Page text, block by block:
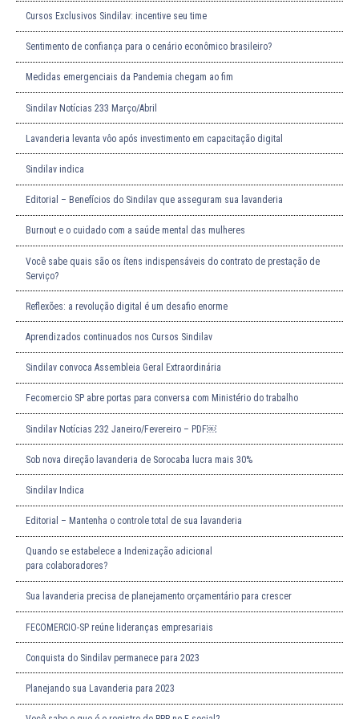
Cursos Exclusivos Sindilav: incentive seu time
Sentimento de confiança para o cenário econômico brasileiro?
Medidas emergenciais da Pandemia chegam ao fim
Sindilav Notícias 233 Março/Abril
Lavanderia levanta vôo após investimento em capacitação digital
Sindilav indica
Editorial – Benefícios do Sindilav que asseguram sua lavanderia
Burnout e o cuidado com a saúde mental das mulheres
Você sabe quais são os ítens indispensáveis do contrato de prestação de
Serviço?
Reflexões: a revolução digital é um desafio enorme
Aprendizados continuados nos Cursos Sindilav
Sindilav convoca Assembleia Geral Extraordinária
Fecomercio SP abre portas para conversa com Ministério do trabalho
Sindilav Notícias 232 Janeiro/Fevereiro – PDF￼
Sob nova direção lavanderia de Sorocaba lucra mais 30%
Sindilav Indica
Editorial – Mantenha o controle total de sua lavanderia
Quando se estabelece a Indenização adicional
para colaboradores?
Sua lavanderia precisa de planejamento orçamentário para crescer
FECOMERCIO-SP reúne lideranças empresariais
Conquista do Sindilav permanece para 2023
Planejando sua Lavanderia para 2023